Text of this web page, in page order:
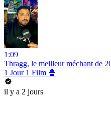
1:09
Thragg, le meilleur méchant de
1 Jour 1 Film 🍿
il y a 2 jours